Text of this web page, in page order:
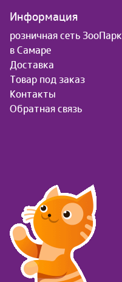
Информация
розничная сеть ЗооПарк
в Самаре
Доставка
Товар под заказ
Контакты
Обратная связь